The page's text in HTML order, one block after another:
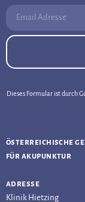
Email Adresse:
Dieses Formular ist durch
österreichische
für akupunktur
adresse
Klinik Hietzing